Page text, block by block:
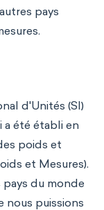
pays
d'Unités (SI)
a été établi en
poids et
et Mesures).
du monde
nous puissions